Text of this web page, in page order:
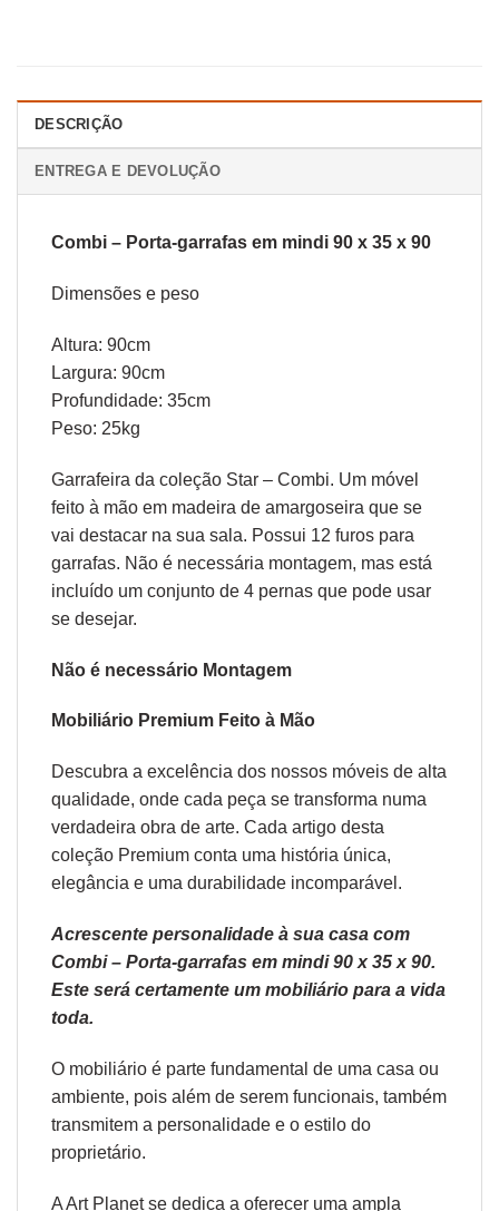
DESCRIÇÃO
ENTREGA E DEVOLUÇÃO
Combi – Porta-garrafas em mindi 90 x 35 x 90
Dimensões e peso
Altura: 90cm
Largura: 90cm
Profundidade: 35cm
Peso: 25kg
Garrafeira da coleção Star – Combi. Um móvel
feito à mão em madeira de amargoseira que se
vai destacar na sua sala. Possui 12 furos para
garrafas. Não é necessária montagem, mas está
incluído um conjunto de 4 pernas que pode usar
se desejar.
Não é necessário Montagem
Mobiliário Premium Feito à Mão
Descubra a excelência dos nossos móveis de alta
qualidade, onde cada peça se transforma numa
verdadeira obra de arte. Cada artigo desta
coleção Premium conta uma história única,
elegância e uma durabilidade incomparável.
Acrescente personalidade à sua casa com
Combi – Porta-garrafas em mindi 90 x 35 x 90.
Este será certamente um mobiliário para a vida
toda.
O mobiliário é parte fundamental de uma casa ou
ambiente, pois além de serem funcionais, também
transmitem a personalidade e o estilo do
proprietário.
A Art Planet se dedica a oferecer uma ampla